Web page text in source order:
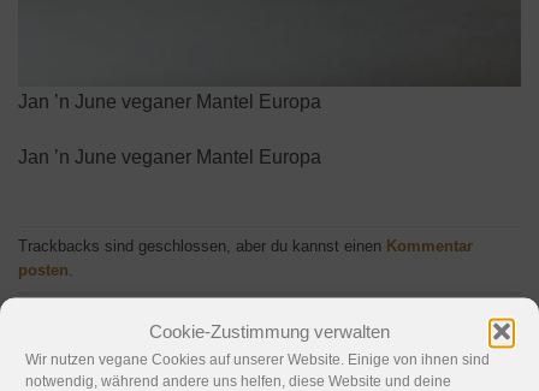
Cookie-Zustimmung verwalten
Wir nutzen vegane Cookies auf unserer Website. Einige von ihnen sind
notwendig, während andere uns helfen, diese Website und deine
Jan ’n June veganer Mantel Europa
Jan ’n June veganer Mantel Europa
Trackbacks sind geschlossen, aber du kannst einen Kommentar
posten.